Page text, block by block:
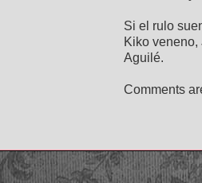
Si el rulo
Kiko veneno,
Aguilé.
Comments